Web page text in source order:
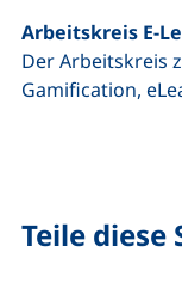
Arbeitskreis E-
Der Arbeitskreis
Gamification,
Teile diese